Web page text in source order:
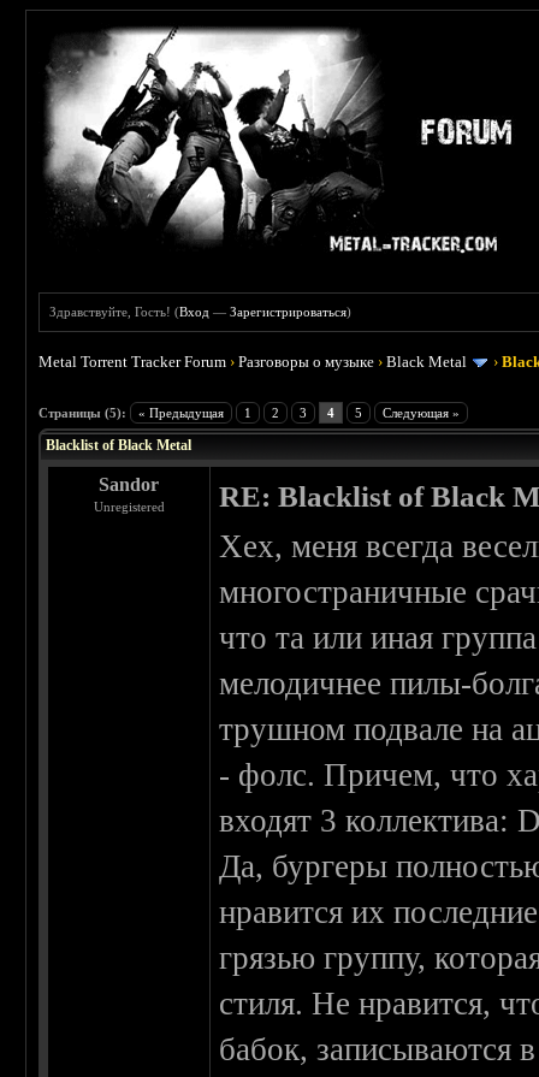
Здравствуйте, Гость! (Вход —Зарегистрироваться)
Metal Torrent Tracker Forum ›Разговоры о музыке ›Black Metal ›
Страницы (5): « Предыдущая 1 2 3 4 5 Следующая »
Blacklist of Black Metal
Sandor
Unregistered RE: Blacklist of Black
Хех, меня всегда
многостраничные
что та или иная
мелодичнее пилы-
трушном подвале на
- фолс. Причем, что
входят 3
Да, бургеры
нравится их
грязью группу,
стиля. Не нравится,
бабок, записываются